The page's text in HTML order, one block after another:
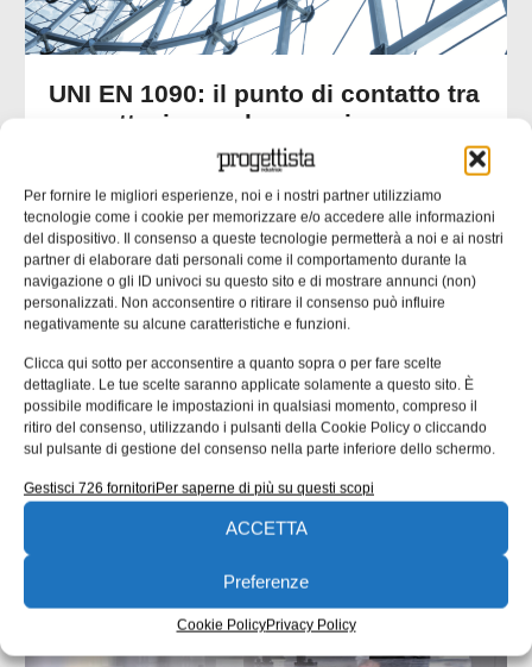
Per fornire le migliori esperienze, noi e i nostri partner utilizziamo
tecnologie come i cookie per memorizzare e/o accedere alle informazioni
del dispositivo. Il consenso a queste tecnologie permetterà a noi e ai nostri
partner di elaborare dati personali come il comportamento durante la
navigazione o gli ID univoci su questo sito e di mostrare annunci (non)
personalizzati. Non acconsentire o ritirare il consenso può influire
negativamente su alcune caratteristiche e funzioni.
Clicca qui sotto per acconsentire a quanto sopra o per fare scelte
dettagliate. Le tue scelte saranno applicate solamente a questo sito. È
possibile modificare le impostazioni in qualsiasi momento, compreso il
ritiro del consenso, utilizzando i pulsanti della Cookie Policy o cliccando
sul pulsante di gestione del consenso nella parte inferiore dello schermo.
Gestisci 726 fornitoriPer saperne di più su questi scopi
ACCETTA
Preferenze
Cookie PolicyPrivacy Policy
UNI EN 1090: il punto di contatto tra
progettazione ed esecuzione
Molte non conformità nascono da informazioni incomplete
o ambigue negli elaborati progettuali. nella seconda parte
dell’approfondimento inaugurato un mese fa ci
concentriamo su un’analisi delle responsabilità tecniche
che collegano progettista, officina e coordinatore di
saldatura. Una quota rilevante delle non
Emanuela Bianchi 24/07/2026
CONTENUTI SPONSORIZZATI